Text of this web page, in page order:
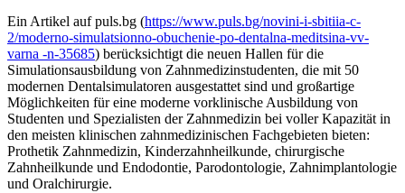
Ein Artikel auf puls.bg (https://www.puls.bg/novini-i-sbitiia-c-
2/moderno-simulatsionno-obuchenie-po-dentalna-meditsina-vv-
varna -n-35685) berücksichtigt die neuen Hallen für die
Simulationsausbildung von Zahnmedizinstudenten, die mit 50
modernen Dentalsimulatoren ausgestattet sind und großartige
Möglichkeiten für eine moderne vorklinische Ausbildung von
Studenten und Spezialisten der Zahnmedizin bei voller Kapazität in
den meisten klinischen zahnmedizinischen Fachgebieten bieten:
Prothetik Zahnmedizin, Kinderzahnheilkunde, chirurgische
Zahnheilkunde und Endodontie, Parodontologie, Zahnimplantologie
und Oralchirurgie.